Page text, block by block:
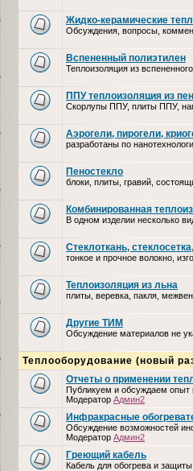
Жидко-керамические
Обсуждения, вопросы,
Вспененный полиэтилен
Теплоизоляция из
ППУ теплоизоляция из
Скорлупы ППУ, плиты ППУ,
Аэрогели, пирогели,
разработаны по
Пеностекло
блоки, плиты, гравий,
Комбинированная
В одном изделии несколько
Стеклоткань,
тонкое и прочное волокно,
Теплоизоляция из льна
плиты, веревка, пакля,
Другие ТИМ
Обсуждение материалов не
Теплооборудование (новый
Отчеты о применении
Публикуем и обсуждаем опыт
Модератор Админ2
Инфракрасные
Обсуждение возможностей
Модератор Админ2
Греющий кабель
Кабель для обогрева и